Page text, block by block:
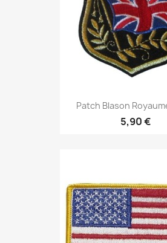
Patch Blason
5,90 €